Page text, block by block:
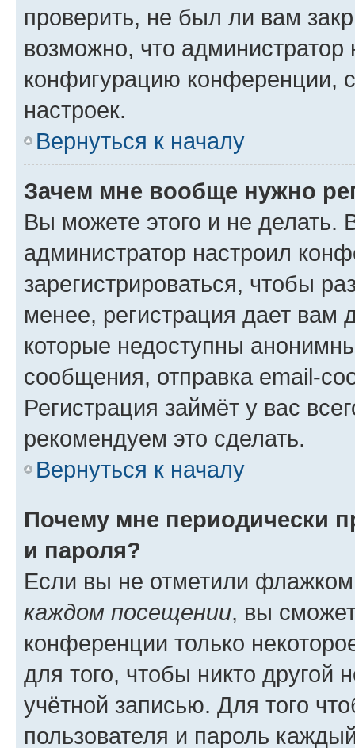
проверить, не был ли вам
возможно, что администратор
конфигурацию конференции,
настроек.
Вернуться к началу
Зачем мне вообще нужно
Вы можете этого и не делать.
администратор настроил
зарегистрироваться, чтобы
менее, регистрация дает вам
которые недоступны
сообщения, отправка email-
Регистрация займёт у вас
рекомендуем это сделать.
Вернуться к началу
Почему мне периодически
и пароля?
Если вы не отметили
каждом посещении, вы
конференции только
для того, чтобы никто другой
учётной записью. Для того
пользователя и пароль